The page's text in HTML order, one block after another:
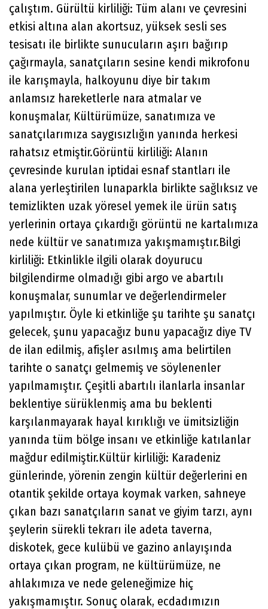
çalıştım. Gürültü kirliliği: Tüm alanı ve çevresini
etkisi altına alan akortsuz, yüksek sesli ses
tesisatı ile birlikte sunucuların aşırı bağırıp
çağırmayla, sanatçıların sesine kendi mikrofonu
ile karışmayla, halkoyunu diye bir takım
anlamsız hareketlerle nara atmalar ve
konuşmalar, Kültürümüze, sanatımıza ve
sanatçılarımıza saygısızlığın yanında herkesi
rahatsız etmiştir.Görüntü kirliliği: Alanın
çevresinde kurulan iptidai esnaf stantları ile
alana yerleştirilen lunaparkla birlikte sağlıksız ve
temizlikten uzak yöresel yemek ile ürün satış
yerlerinin ortaya çıkardığı görüntü ne kartalımıza
nede kültür ve sanatımıza yakışmamıştır.Bilgi
kirliliği: Etkinlikle ilgili olarak doyurucu
bilgilendirme olmadığı gibi argo ve abartılı
konuşmalar, sunumlar ve değerlendirmeler
yapılmıştır. Öyle ki etkinliğe şu tarihte şu sanatçı
gelecek, şunu yapacağız bunu yapacağız diye TV
de ilan edilmiş, afişler asılmış ama belirtilen
tarihte o sanatçı gelmemiş ve söylenenler
yapılmamıştır. Çeşitli abartılı ilanlarla insanlar
beklentiye sürüklenmiş ama bu beklenti
karşılanmayarak hayal kırıklığı ve ümitsizliğin
yanında tüm bölge insanı ve etkinliğe katılanlar
mağdur edilmiştir.Kültür kirliliği: Karadeniz
günlerinde, yörenin zengin kültür değerlerini en
otantik şekilde ortaya koymak varken, sahneye
çıkan bazı sanatçıların sanat ve giyim tarzı, aynı
şeylerin sürekli tekrarı ile adeta taverna,
diskotek, gece kulübü ve gazino anlayışında
ortaya çıkan program, ne kültürümüze, ne
ahlakımıza ve nede geleneğimize hiç
yakışmamıştır. Sonuç olarak, ecdadımızın